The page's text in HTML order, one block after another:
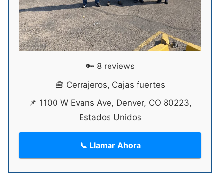
🔑 8 reviews
🧰 Cerrajeros, Cajas fuertes
📌 1100 W Evans Ave, Denver, CO 80223,
Estados Unidos
📞 Llamar Ahora